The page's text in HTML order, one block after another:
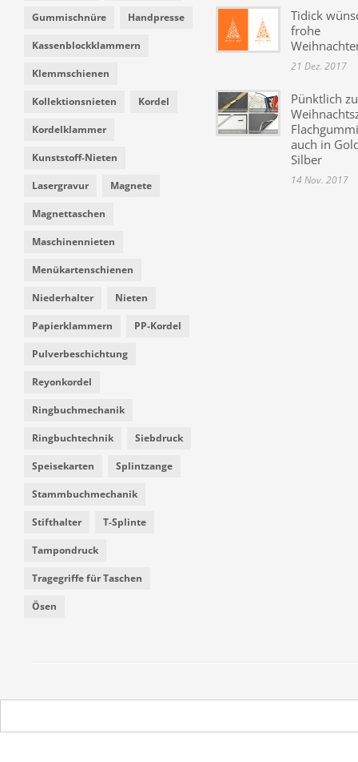
Gummischnüre Handpresse
Kassenblockklammern
Klemmschienen
Kollektionsnieten Kordel
Kordelklammer
Kunststoff-Nieten
Lasergravur Magnete
Magnettaschen
Maschinennieten
Menükartenschienen
Niederhalter Nieten
Papierklammern PP-Kordel
Pulverbeschichtung
Reyonkordel
Ringbuchmechanik
Ringbuchtechnik Siebdruck
Speisekarten Splintzange
Stammbuchmechanik
Stifthalter T-Splinte
Tampondruck
Tragegriffe für Taschen
Ösen
Tidick
frohe
21 Dez. 2017
Pünktlich
auch in
Silber
14 Nov. 2017